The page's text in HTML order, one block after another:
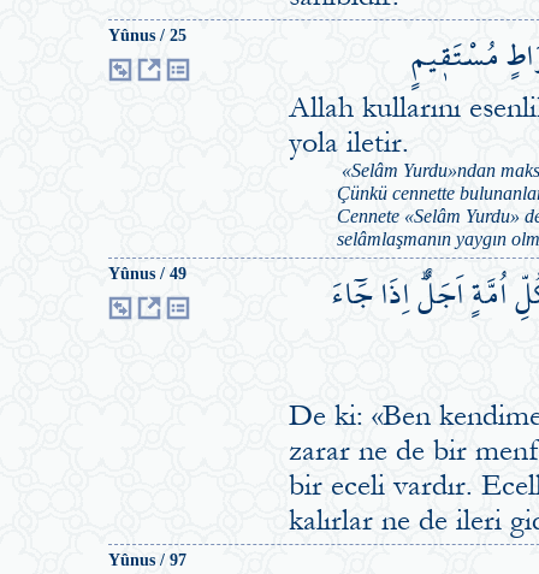
Yûnus / 25 مُسْتَق۪يمٍ
Allah kullarını
yola iletir.
«Selâm Yurdu»ndan
Çünkü cennette
Cennete «Selâm Yurdu»
selâmlaşmanın yaygın
Yûnus / 49 اُمَّةٍ اَجَلٌۜ اِذَا جَٓاءَ
De ki: «Ben
zarar ne de bir
bir eceli vardır.
kalırlar ne de ileri
Yûnus / 97